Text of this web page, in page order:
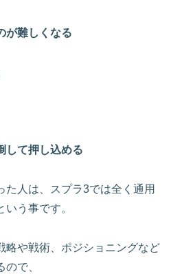
が難しくなる
して押し込める
た人は、スプラ3では全く通用
う事です。
略や戦術、ポジショニングなど
で、